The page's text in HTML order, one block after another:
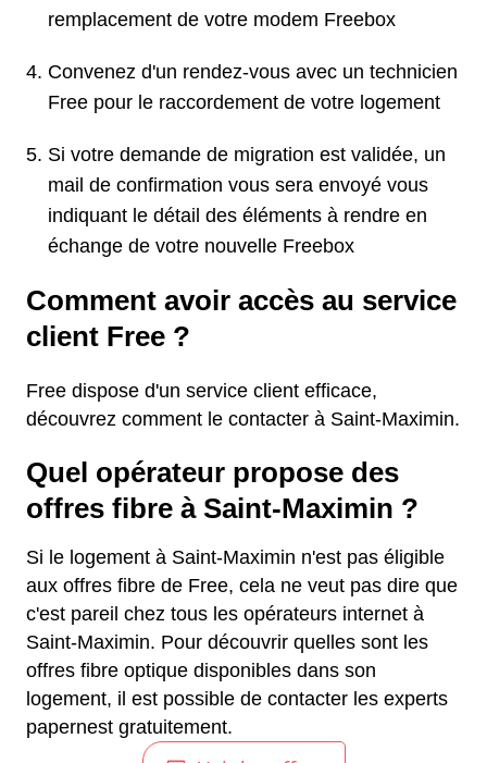
remplacement de votre modem Freebox
Convenez d'un rendez-vous avec un technicien
Free pour le raccordement de votre logement
Si votre demande de migration est validée, un
mail de confirmation vous sera envoyé vous
indiquant le détail des éléments à rendre en
échange de votre nouvelle Freebox
Comment avoir accès au service
client Free ?
Free dispose d'un service client efficace,
découvrez comment le contacter à Saint-Maximin.
Quel opérateur propose des
offres fibre à Saint-Maximin ?
Si le logement à Saint-Maximin n'est pas éligible
aux offres fibre de Free, cela ne veut pas dire que
c'est pareil chez tous les opérateurs internet à
Saint-Maximin. Pour découvrir quelles sont les
offres fibre optique disponibles dans son
logement, il est possible de contacter les experts
papernest gratuitement.